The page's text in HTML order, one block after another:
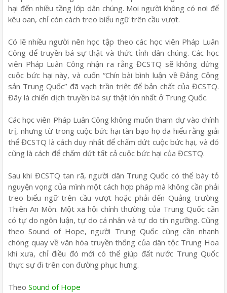
hại đến nhiều tầng lớp dân chúng. Mọi người không có nơi để
kêu oan, chỉ còn cách treo biểu ngữ trên cầu vượt.
Có lẽ nhiều người nên học tập theo các học viên Pháp Luân
Công để truyền bá sự thật và thức tỉnh dân chúng. Các học
viên Pháp Luân Công nhận ra rằng ĐCSTQ sẽ không dừng
cuộc bức hại này, và cuốn “Chín bài bình luận về Đảng Cộng
sản Trung Quốc” đã vạch trần triệt để bản chất của ĐCSTQ.
Đây là chiến dịch truyền bá sự thật lớn nhất ở Trung Quốc.
Các học viên Pháp Luân Công không muốn tham dự vào chính
trị, nhưng từ trong cuộc bức hại tàn bạo họ đã hiểu rằng giải
thể ĐCSTQ là cách duy nhất để chấm dứt cuộc bức hại, và đó
cũng là cách để chấm dứt tất cả cuộc bức hại của ĐCSTQ.
Sau khi ĐCSTQ tan rã, người dân Trung Quốc có thể bày tỏ
nguyện vọng của mình một cách hợp pháp mà không cần phải
treo biểu ngữ trên cầu vượt hoặc phải đến Quảng trường
Thiên An Môn. Một xã hội chính thường của Trung Quốc cần
có tự do ngôn luận, tự do cá nhân và tự do tín ngưỡng. Cũng
theo Sound of Hope, người Trung Quốc cũng cần nhanh
chóng quay về văn hóa truyền thống của dân tộc Trung Hoa
khi xưa, chỉ điều đó mới có thể giúp đất nước Trung Quốc
thực sự đi trên con đường phục hưng.
Theo Sound of Hope